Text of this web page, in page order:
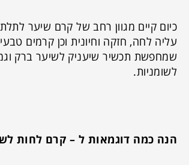
כיום קיים מגוון רחב של קרם שיער
עליה לחה, חזקה וחיונית וכן קרמים
שמחפשת תכשיר שיעניק לשיער ברק
לשומניות.
הנה כמה דוגמאות ל – קרם לחות